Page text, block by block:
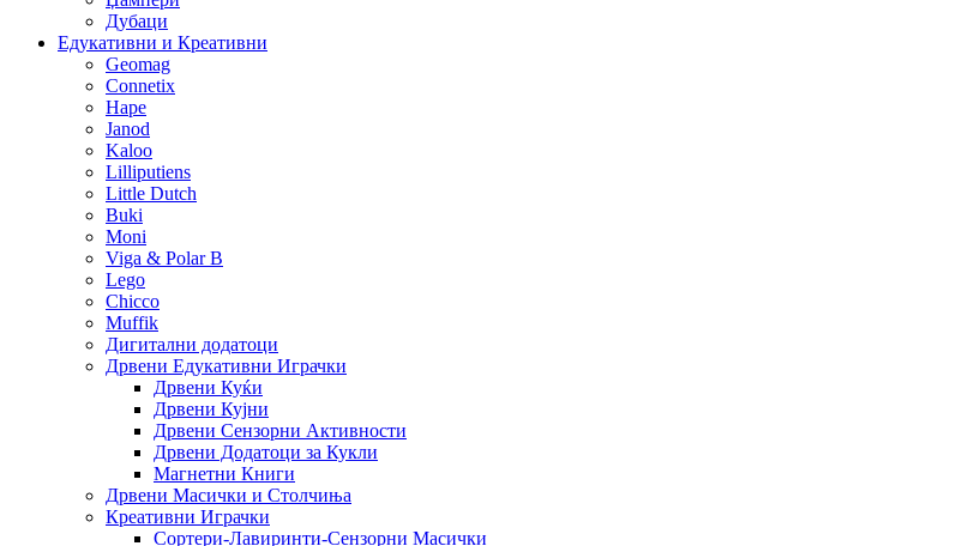
Дубаци
Едукативни и Креативни
Geomag
Connetix
Hape
Janod
Kaloo
Lilliputiens
Little Dutch
Buki
Moni
Viga & Polar B
Lego
Chicco
Muffik
Дигитални додатоци
Дрвени Едукативни Играчки
Дрвени Куќи
Дрвени Кујни
Дрвени Сензорни Активности
Дрвени Додатоци за Кукли
Магнетни Книги
Дрвени Масички и Столчиња
Креативни Играчки
Сортери-Лавиринти-Сензорни Масички